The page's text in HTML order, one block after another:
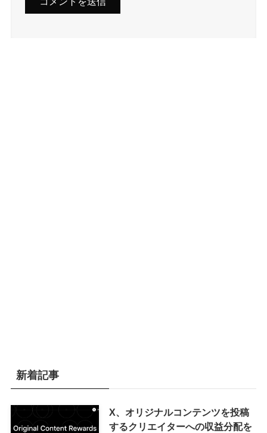
新着記事
X、オリジナルコンテンツを投稿
するクリエイターへの収益分配を